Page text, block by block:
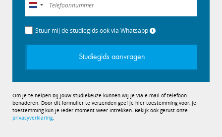
Nederland
+31
Stuur mij de studiegids ook via Whatsapp
Studiegids aanvragen
Om je te helpen bij jouw studiekeuze kunnen wij je via e-mail of telefoon
benaderen. Door dit formulier te verzenden geef je hier toestemming voor, je
toestemming kun je ieder moment weer intrekken. Bekijk ook gerust onze
privacyverklaring.